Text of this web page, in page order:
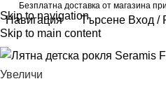
Skip to navigation
Skip to main content
Безплатна доставка от магазина
Навигация Търсене Вход /
Увеличи